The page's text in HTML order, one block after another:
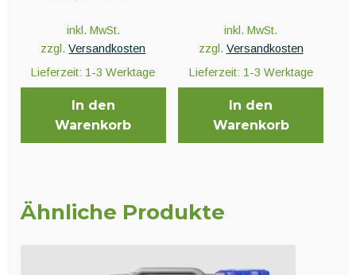
inkl. MwSt.
zzgl.Versandkosten
Lieferzeit: 1-3 Werktage
In den
Warenkorb
inkl. MwSt.
zzgl. Versandkosten
Lieferzeit: 1-3 Werktage
In den
Warenkorb
Ähnliche Produkte